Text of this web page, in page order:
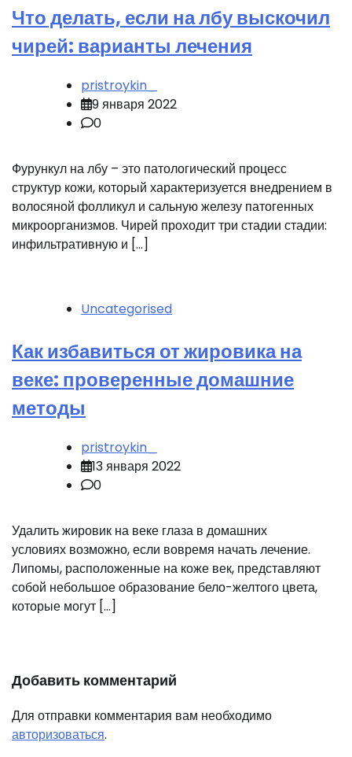
Что делать, если на лбу выскочил
чирей: варианты лечения
pristroykin_
9 января 2022
0
Фурункул на лбу – это патологический процесс
структур кожи, который характеризуется внедрением в
волосяной фолликул и сальную железу патогенных
микроорганизмов. Чирей проходит три стадии стадии:
инфильтративную и […]
Uncategorised
Как избавиться от жировика на
веке: проверенные домашние
методы
pristroykin_
13 января 2022
0
Удалить жировик на веке глаза в домашних
условиях возможно, если вовремя начать лечение.
Липомы, расположенные на коже век, представляют
собой небольшое образование бело-желтого цвета,
которые могут […]
Добавить комментарий
Для отправки комментария вам необходимо
авторизоваться.